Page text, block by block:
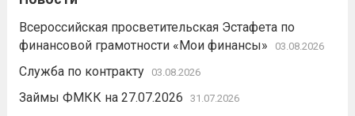
Всероссийская просветительская Эстафета по
финансовой грамотности «Мои финансы»
03.08.2026
Служба по контракту 03.08.2026
Займы ФМКК на 27.07.2026 31.07.2026